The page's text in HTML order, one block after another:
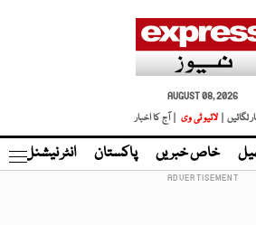
AUGUST 08, 2026
لگائیں |
لائیو ٹی وی | آج کا اخبار
خاص خبریں پاکستان انٹر نیشنل